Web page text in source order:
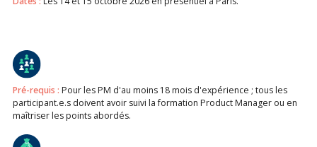
Pré-requis : Pour les PM d'au moins 18 mois d'expérience ; tous les
participant.e.s doivent avoir suivi la formation Product Manager ou en
maîtriser les points abordés.